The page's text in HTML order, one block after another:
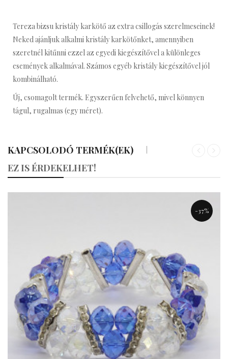
Tereza bizsu kristály karkötő az extra csillogás szerelmeseinek!
Neked ajánljuk alkalmi kristály karkötőnket, amennyiben
szeretnél kitűnni ezzel az egyedi kiegészítővel a különleges
események alkalmával. Számos egyéb kristály kiegészítővel jól
kombinálható.
Új, csomagolt termék. Egyszerűen felvehető, mivel könnyen
tágul, rugalmas (egy méret).
KAPCSOLODÓ TERMÉK(EK)
EZ IS ÉRDEKELHET!
-37%